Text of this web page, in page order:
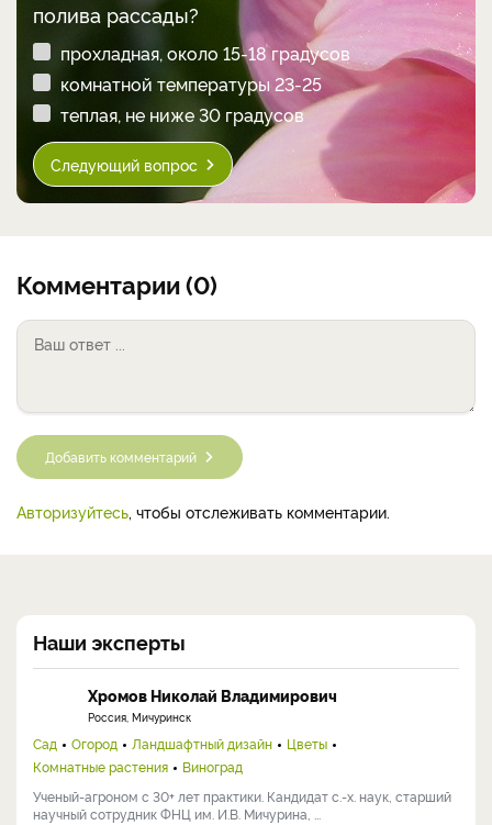
полива рассады?
прохладная, около 15-18 градусов
комнатной температуры 23-25
теплая, не ниже 30 градусов
Следующий вопрос
Комментарии (0)
Добавить комментарий
Авторизуйтесь, чтобы отслеживать комментарии.
Наши эксперты
Хромов Николай Владимирович
Россия, Мичуринск
Сад Огород Ландшафтный дизайн
Цветы
Комнатные растения
Виноград
Ученый-агроном с 30+ лет практики. Кандидат с.-х. наук, старший
научный сотрудник ФНЦ им. И.В. Мичурина, ...